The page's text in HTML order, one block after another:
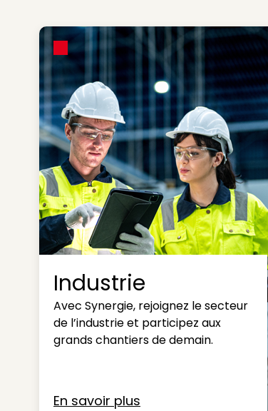
Industrie
Avec Synergie, rejoignez le secteur
de l’industrie et participez aux
grands chantiers de demain.
En savoir plus